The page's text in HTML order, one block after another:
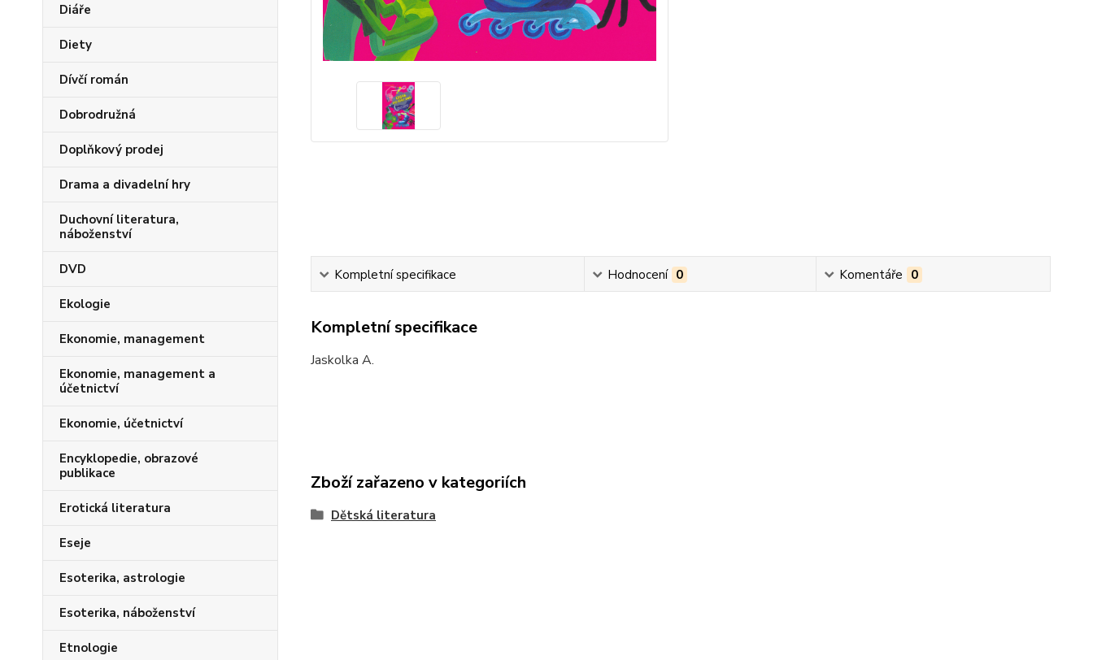
Diáře
Diety
Dívčí román
Dobrodružná
Doplňkový prodej
Drama a divadelní hry
Duchovní literatura,
náboženství
DVD
Ekologie
Ekonomie, management
Ekonomie, management a
účetnictví
Ekonomie, účetnictví
Encyklopedie, obrazové
publikace
Erotická literatura
Eseje
Esoterika, astrologie
Esoterika, náboženství
Etnologie
Kompletní specifikace Hodnocení 0 Komentáře 0
Kompletní specifikace
Jaskolka A.
Zboží zařazeno v kategoriích
Dětská literatura